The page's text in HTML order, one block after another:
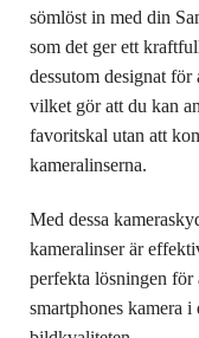
sömlöst in med din
som det ger ett
dessutom designat
vilket gör att du kan
favoritskal utan att
kameralinserna.
Med dessa
kameralinser är
perfekta lösningen för
smartphones kamera